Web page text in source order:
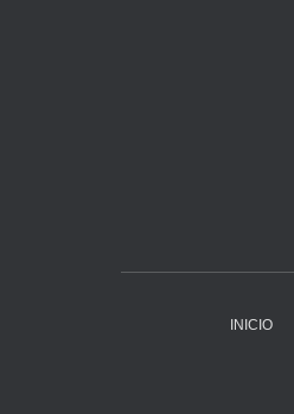
INICIO